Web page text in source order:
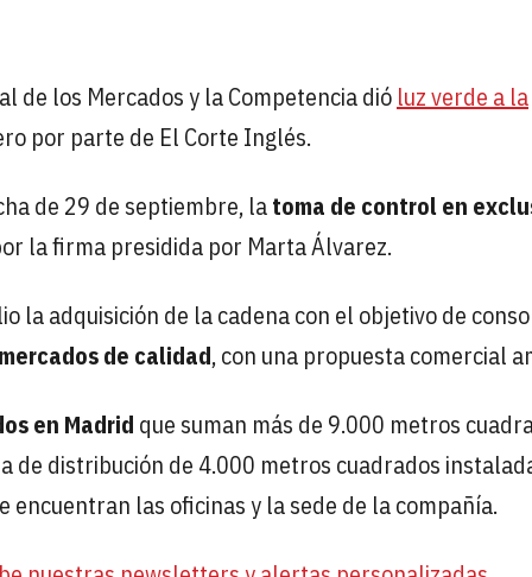
de los Mercados y la Competencia dió luz verde a la
por parte de El Corte Inglés.
de 29 de septiembre, latoma de control en
la firma presidida por Marta Álvarez.
la adquisición de la cadena con el objetivo de
de calidad, con una propuesta comercial
en Madrid que suman más de 9.000 metros
de distribución de 4.000 metros cuadrados
las oficinas y la sede de la compañía.